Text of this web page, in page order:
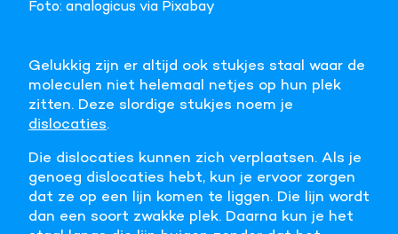
Foto: analogicus via Pixabay
Gelukkig zijn er altijd ook stukjes staal waar de
moleculen niet helemaal netjes op hun plek
zitten. Deze slordige stukjes noem je
dislocaties.
Die dislocaties kunnen zich verplaatsen. Als je
genoeg dislocaties hebt, kun je ervoor zorgen
dat ze op een lijn komen te liggen. Die lijn wordt
dan een soort zwakke plek. Daarna kun je het